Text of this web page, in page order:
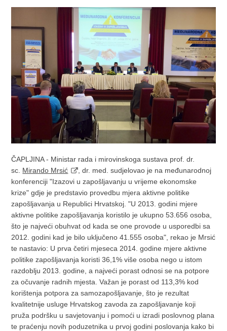
ČAPLJINA - Ministar rada i mirovinskoga sustava prof. dr.
sc. Mirando Mrsić
, dr. med. sudjelovao je na međunarodnoj
konferenciji "Izazovi u zapošljavanju u vrijeme ekonomske
krize" gdje je predstavio provedbu mjera aktivne politike
zapošljavanja u Republici Hrvatskoj. "U 2013. godini mjere
aktivne politike zapošljavanja koristilo je ukupno 53.656 osoba,
što je najveći obuhvat od kada se one provode u usporedbi sa
2012. godini kad je bilo uključeno 41.555 osoba", rekao je Mrsić
te nastavio: U prva četiri mjeseca 2014. godine mjere aktivne
politike zapošljavanja koristi 36,1% više osoba nego u istom
razdoblju 2013. godine, a najveći porast odnosi se na potpore
za očuvanje radnih mjesta. Važan je porast od 113,3% kod
korištenja potpora za samozapošljavanje, što je rezultat
kvalitetnije usluge Hrvatskog zavoda za zapošljavanje koji
pruža podršku u savjetovanju i pomoći u izradi poslovnog plana
te praćenju novih poduzetnika u prvoj godini poslovanja kako bi